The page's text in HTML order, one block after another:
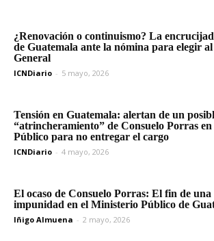
¿Renovación o continuismo? La
de Guatemala ante la nómina para elegir
General
ICNDiario - 5 mayo, 2026
Tensión en Guatemala: alertan de un
“atrincheramiento” de Consuelo Porras
Público para no entregar el cargo
ICNDiario - 4 mayo, 2026
El ocaso de Consuelo Porras: El fin de una
impunidad en el Ministerio Público de
Iñigo Almuena - 2 mayo, 2026